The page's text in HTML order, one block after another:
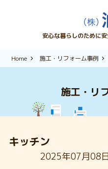
安心な暮らしのために
Home 施工・リフォーム事例
施工・リ
キッチン
2025年07月08